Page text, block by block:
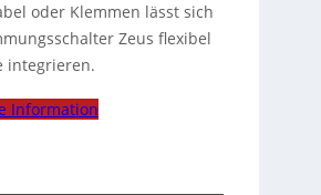
oder Klemmen lässt sich
Zeus flexibel
integrieren.
Information